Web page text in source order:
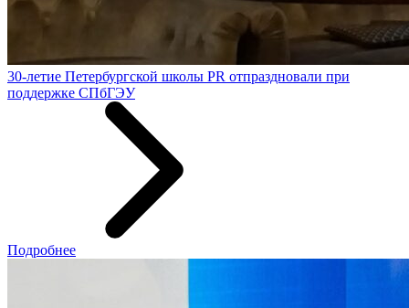
30-летие Петербургской школы PR отпраздновали при
поддержке СПбГЭУ
Подробнее